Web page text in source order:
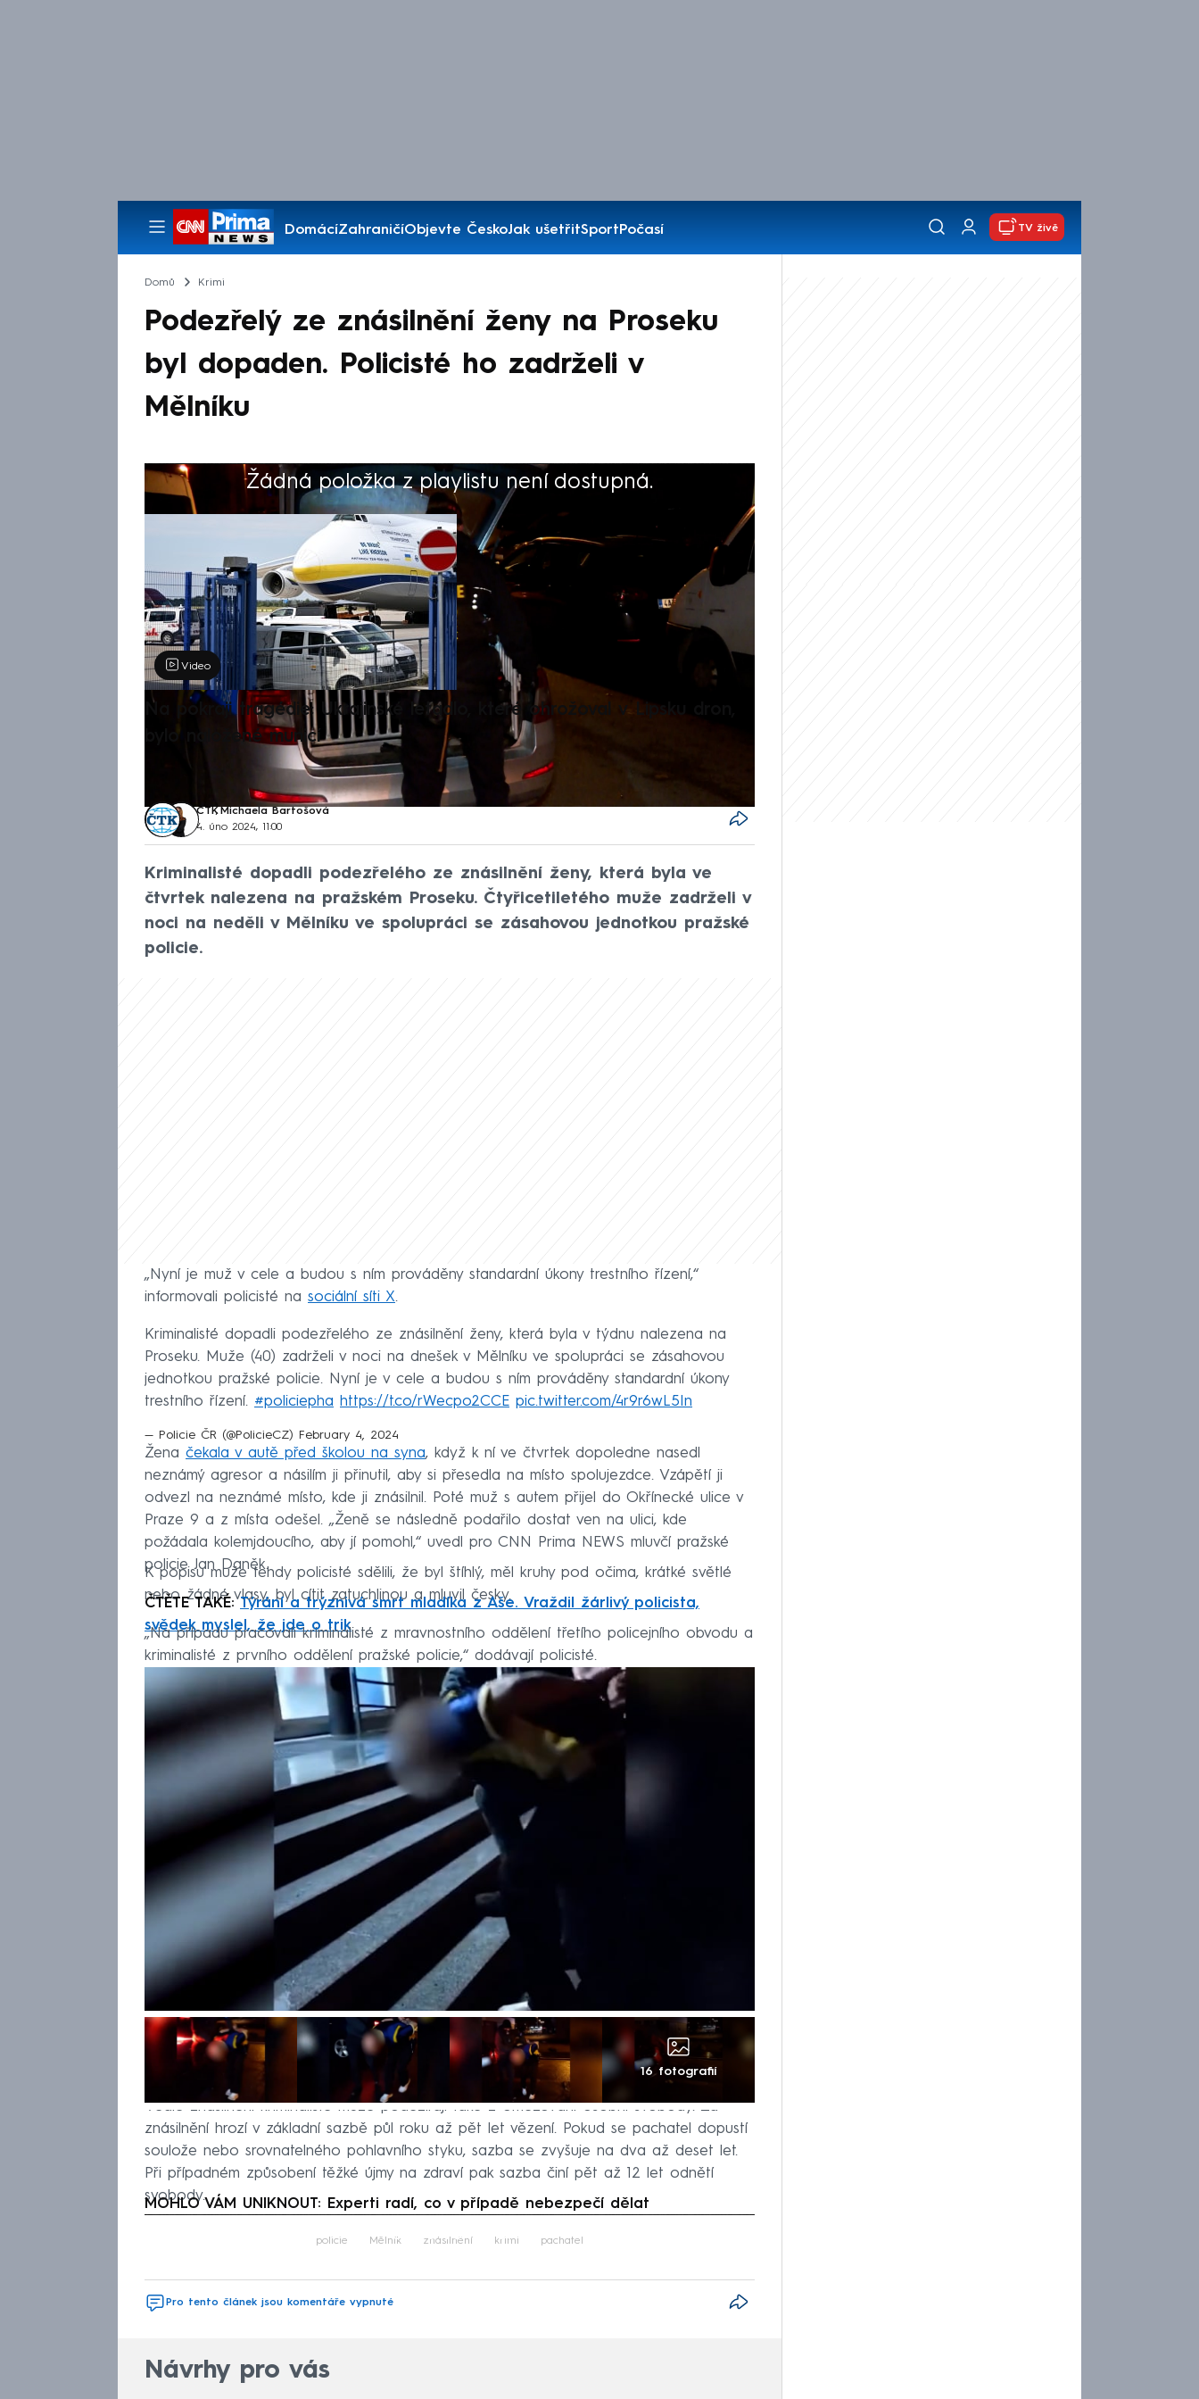
DomácíZahraničíObjevte ČeskoJak ušetřitSportPočasí
Pořady
TV živě
Domů Krimi
Podezřelý ze znásilnění ženy na Proseku
byl dopaden. Policisté ho zadrželi v
Mělníku
Žádná položka z playlistu není dostupná.
Výběr redakce
Video
Na pokraji tragédie: Ukrajinské letadlo, které ohrožoval v Lipsku dron,
bylo naložené municí
ČTK, Michaela Bartošová
4. úno 2024, 11:00
Kriminalisté dopadli podezřelého ze znásilnění ženy, která byla ve
čtvrtek nalezena na pražském Proseku. Čtyřicetiletého muže zadrželi v
noci na neděli v Mělníku ve spolupráci se zásahovou jednotkou pražské
policie.
„Nyní je muž v cele a budou s ním prováděny standardní úkony trestního řízení,“
informovali policisté na sociální síti X.
Kriminalisté dopadli podezřelého ze znásilnění ženy, která byla v týdnu nalezena na
Proseku. Muže (40) zadrželi v noci na dnešek v Mělníku ve spolupráci se zásahovou
jednotkou pražské policie. Nyní je v cele a budou s ním prováděny standardní úkony
trestního řízení. #policiepha https://t.co/rWecpo2CCE pic.twitter.com/4r9r6wL5In
— Policie ČR (@PolicieCZ) February 4, 2024
Žena čekala v autě před školou na syna, když k ní ve čtvrtek dopoledne nasedl
neznámý agresor a násilím ji přinutil, aby si přesedla na místo spolujezdce. Vzápětí ji
odvezl na neznámé místo, kde ji znásilnil. Poté muž s autem přijel do Okřínecké ulice v
Praze 9 a z místa odešel. „Ženě se následně podařilo dostat ven na ulici, kde
požádala kolemjdoucího, aby jí pomohl,“ uvedl pro CNN Prima NEWS mluvčí pražské
policie Jan Daněk.
K popisu muže tehdy policisté sdělili, že byl štíhlý, měl kruhy pod očima, krátké světlé
nebo žádné vlasy, byl cítit zatuchlinou a mluvil česky.
ČTĚTE TAKÉ:Týrání a trýznivá smrt mladíka z Aše. Vraždil žárlivý policista,
svědek myslel, že jde o trik
„Na případu pracovali kriminalisté z mravnostního oddělení třetího policejního obvodu a
kriminalisté z prvního oddělení pražské policie,“ dodávají policisté.
16 fotografií
Vedle znásilnění kriminalisté muže podezírají také z omezování osobní svobody. Za
znásilnění hrozí v základní sazbě půl roku až pět let vězení. Pokud se pachatel dopustí
soulože nebo srovnatelného pohlavního styku, sazba se zvyšuje na dva až deset let.
Při případném způsobení těžké újmy na zdraví pak sazba činí pět až 12 let odnětí
svobody.
MOHLO VÁM UNIKNOUT: Experti radí, co v případě nebezpečí dělat
Failed to fetch
policie Mělník znásilnění krimi pachatel
Pro tento článek jsou komentáře vypnuté
Návrhy pro vás